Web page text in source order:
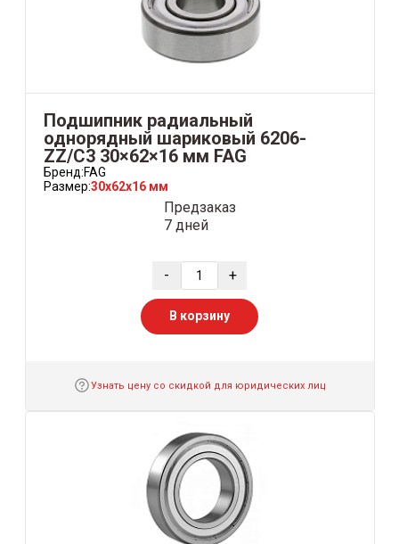
Подшипник радиальный
однорядный шариковый 6206-
ZZ/C3 30×62×16 мм FAG
Бренд:FAG
Размер:30x62x16 мм
Предзаказ
7 дней
- +
В корзину
Узнать цену со скидкой для юридических лиц